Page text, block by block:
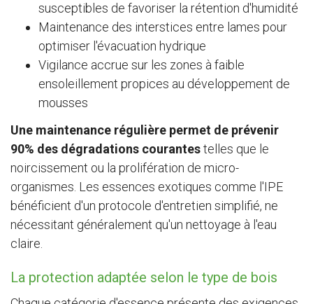
susceptibles de favoriser la rétention d'humidité
Maintenance des interstices entre lames pour
optimiser l'évacuation hydrique
Vigilance accrue sur les zones à faible
ensoleillement propices au développement de
mousses
Une maintenance régulière permet de prévenir
90% des dégradations courantestelles que le
noircissement ou la prolifération de micro-
organismes. Les essences exotiques comme l'IPE
bénéficient d'un protocole d'entretien simplifié, ne
nécessitant généralement qu'un nettoyage à l'eau
claire.
La protection adaptée selon le type de bois